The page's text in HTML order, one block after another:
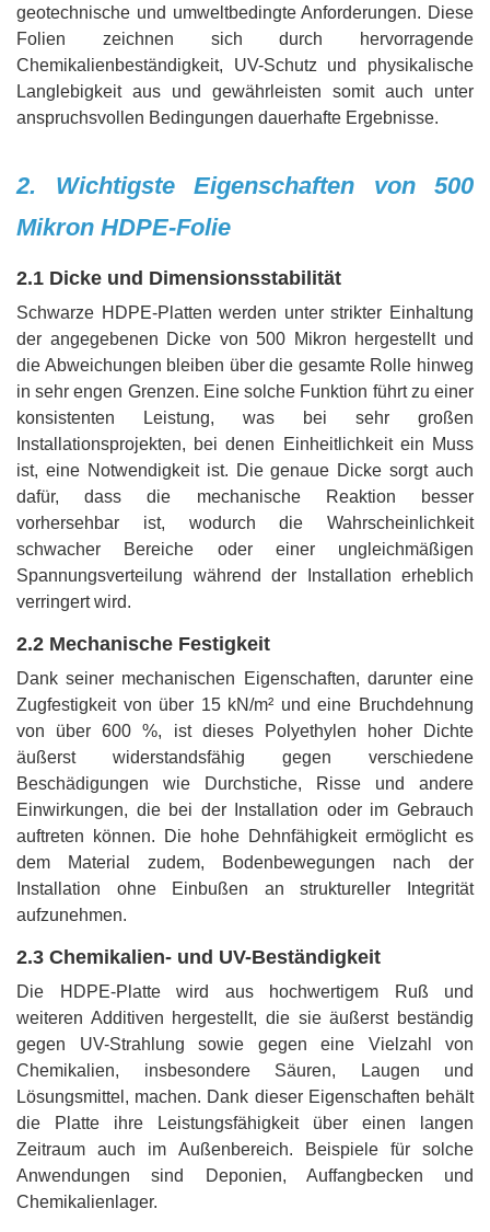
geotechnische und umweltbedingte Anforderungen. Diese
Folien zeichnen sich durch hervorragende
Chemikalienbeständigkeit, UV-Schutz und physikalische
Langlebigkeit aus und gewährleisten somit auch unter
anspruchsvollen Bedingungen dauerhafte Ergebnisse.
2. Wichtigste Eigenschaften von 500
Mikron HDPE-Folie
2.1 Dicke und Dimensionsstabilität
Schwarze HDPE-Platten werden unter strikter Einhaltung
der angegebenen Dicke von 500 Mikron hergestellt und
die Abweichungen bleiben über die gesamte Rolle hinweg
in sehr engen Grenzen. Eine solche Funktion führt zu einer
konsistenten Leistung, was bei sehr großen
Installationsprojekten, bei denen Einheitlichkeit ein Muss
ist, eine Notwendigkeit ist. Die genaue Dicke sorgt auch
dafür, dass die mechanische Reaktion besser
vorhersehbar ist, wodurch die Wahrscheinlichkeit
schwacher Bereiche oder einer ungleichmäßigen
Spannungsverteilung während der Installation erheblich
verringert wird.
2.2 Mechanische Festigkeit
Dank seiner mechanischen Eigenschaften, darunter eine
Zugfestigkeit von über 15 kN/m² und eine Bruchdehnung
von über 600 %, ist dieses Polyethylen hoher Dichte
äußerst widerstandsfähig gegen verschiedene
Beschädigungen wie Durchstiche, Risse und andere
Einwirkungen, die bei der Installation oder im Gebrauch
auftreten können. Die hohe Dehnfähigkeit ermöglicht es
dem Material zudem, Bodenbewegungen nach der
Installation ohne Einbußen an struktureller Integrität
aufzunehmen.
2.3 Chemikalien- und UV-Beständigkeit
Die HDPE-Platte wird aus hochwertigem Ruß und
weiteren Additiven hergestellt, die sie äußerst beständig
gegen UV-Strahlung sowie gegen eine Vielzahl von
Chemikalien, insbesondere Säuren, Laugen und
Lösungsmittel, machen. Dank dieser Eigenschaften behält
die Platte ihre Leistungsfähigkeit über einen langen
Zeitraum auch im Außenbereich. Beispiele für solche
Anwendungen sind Deponien, Auffangbecken und
Chemikalienlager.